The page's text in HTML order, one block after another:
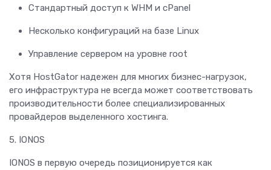
Стандартный доступ к WHM и cPanel
Несколько конфигураций на базе Linux
Управление сервером на уровне root
Хотя HostGator надежен для многих бизнес-нагрузок,
его инфраструктура не всегда может соответствовать
производительности более специализированных
провайдеров выделенного хостинга.
5. IONOS
IONOS в первую очередь позиционируется как